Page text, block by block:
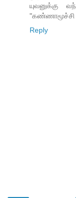
யுவனுக்கு
"கண்ணாமூச்சி
Reply